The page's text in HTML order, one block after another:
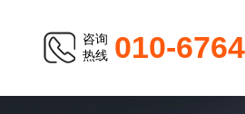
咨询
热线 010-